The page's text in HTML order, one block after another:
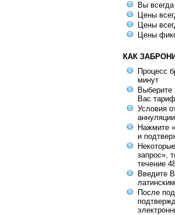
Вы
Цены
Цены
Цены
КАК
Процесс
минут
Выберите
Вас тариф
Условия
Нажмите
и
запрос»,
течение
Введите
После